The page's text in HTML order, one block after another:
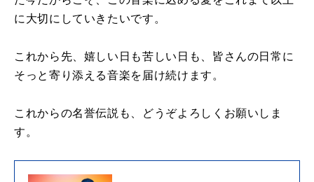
に大切にしていきたいです。
これから先、嬉しい日も苦しい日も、皆さんの日常に
そっと寄り添える音楽を届け続けます。
これからの名誉伝説も、どうぞよろしくお願いしま
す。